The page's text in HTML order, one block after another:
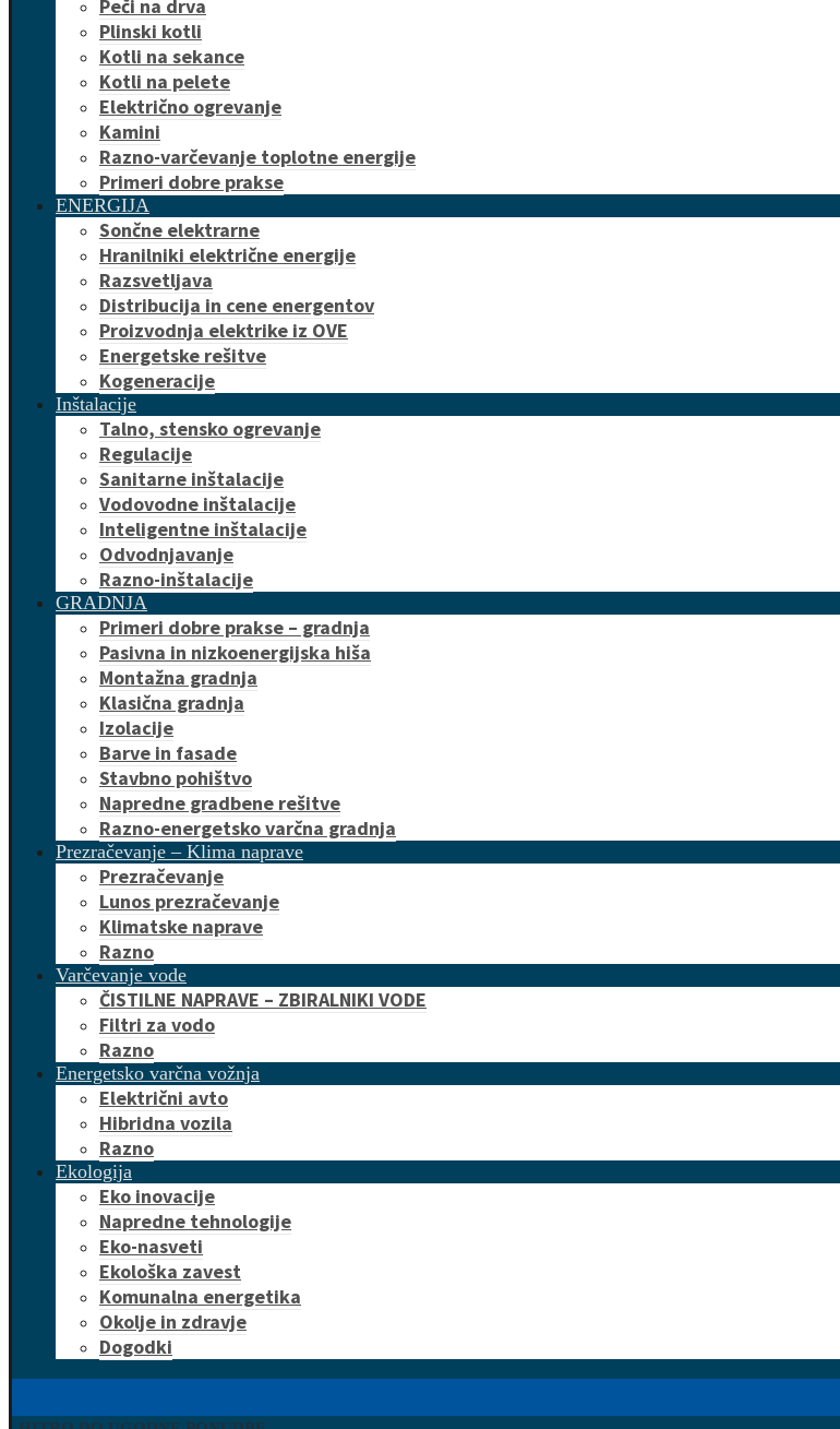
Peči na drva
Plinski kotli
Kotli na sekance
Kotli na pelete
Električno ogrevanje
Kamini
Razno-varčevanje toplotne energije
Primeri dobre prakse
ENERGIJA
Sončne elektrarne
Hranilniki električne energije
Razsvetljava
Distribucija in cene energentov
Proizvodnja elektrike iz OVE
Energetske rešitve
Kogeneracije
Inštalacije
Talno, stensko ogrevanje
Regulacije
Sanitarne inštalacije
Vodovodne inštalacije
Inteligentne inštalacije
Odvodnjavanje
Razno-inštalacije
GRADNJA
Primeri dobre prakse – gradnja
Pasivna in nizkoenergijska hiša
Montažna gradnja
Klasična gradnja
Izolacije
Barve in fasade
Stavbno pohištvo
Napredne gradbene rešitve
Razno-energetsko varčna gradnja
Prezračevanje – Klima naprave
Prezračevanje
Lunos prezračevanje
Klimatske naprave
Razno
Varčevanje vode
ČISTILNE NAPRAVE – ZBIRALNIKI VODE
Filtri za vodo
Razno
Energetsko varčna vožnja
Električni avto
Hibridna vozila
Razno
Ekologija
Eko inovacije
Napredne tehnologije
Eko-nasveti
Ekološka zavest
Komunalna energetika
Okolje in zdravje
Dogodki